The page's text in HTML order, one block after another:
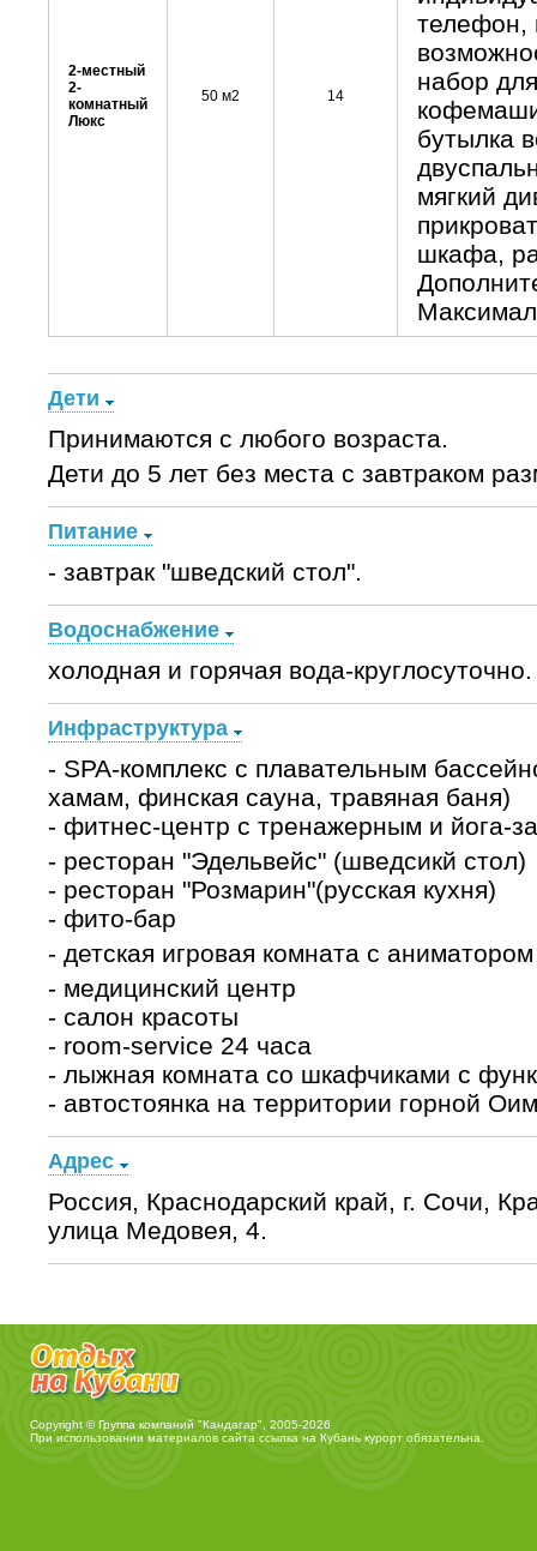
2-местный
2-
комнатный
Люкс
50 м2 14
телефон,
набор
бутылка
мягкий
шкафа,
Дети
Принимаются с любого возраста.
Дети до 5 лет без места с завтраком
Питание
- завтрак "шведский стол".
Водоснабжение
холодная и горячая вода-круглосуточно.
Инфраструктура
- SPA-комплекс с плавательным
хамам, финская сауна, травяная баня)
- фитнес-центр с тренажерным и йога-
- ресторан "Эдельвейс" (шведсикй стол)
- ресторан "Розмарин"(русская кухня)
- фито-бар
- детская игровая комната с аниматором
- медицинский центр
- салон красоты
- room-service 24 часа
- лыжная комната со шкафчиками с
- автостоянка на территории горной
Адрес
Россия, Краснодарский край, г. Сочи,
улица Медовея, 4.
Copyright © Группа компаний "Кандагар", 2005-2026
При использовании материалов сайта ссылка на Кубань курорт обязательна.